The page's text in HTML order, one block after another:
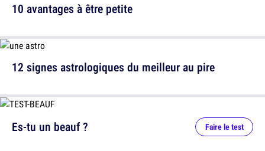
10 avantages à être petite
12 signes astrologiques du meilleur au pire
Es-tu un beauf ? Faire le test